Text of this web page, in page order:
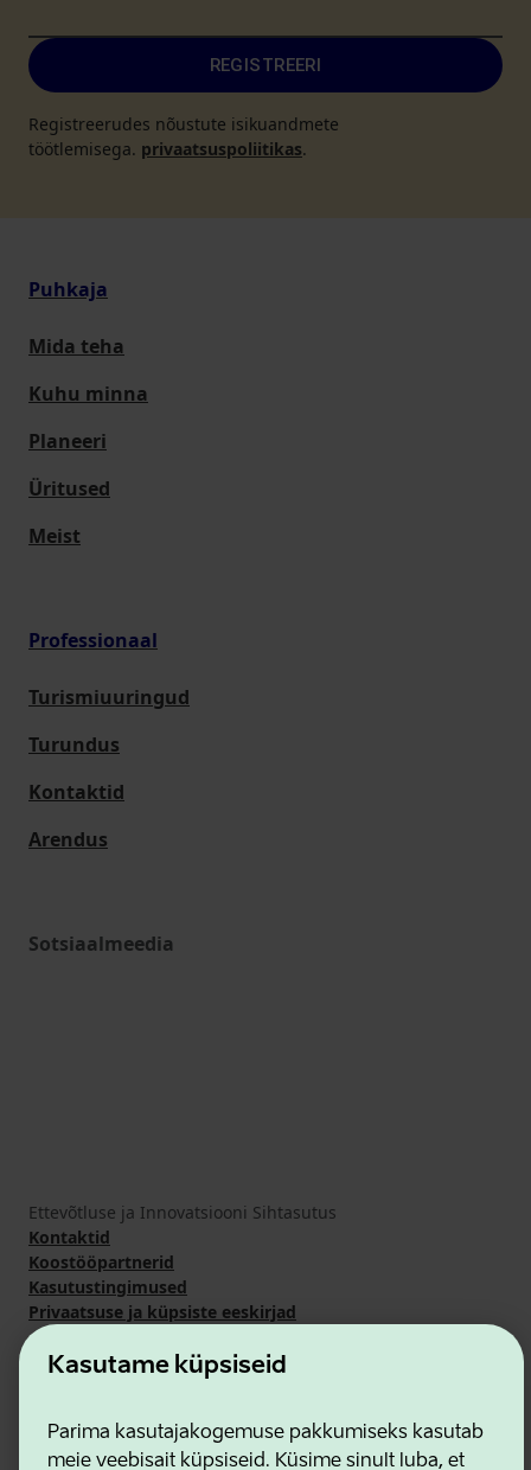
Kasutame küpsiseid
Parima kasutajakogemuse pakkumiseks kasutab
meie veebisait küpsiseid. Küsime sinult luba, et
REGISTREERI
Registreerudes nõustute isikuandmete
töötlemisega. privaatsuspoliitikas.
Puhkaja
Mida teha
Kuhu minna
Planeeri
Üritused
Meist
Professionaal
Turismiuuringud
Turundus
Kontaktid
Arendus
Sotsiaalmeedia
Ettevõtluse ja Innovatsiooni Sihtasutus
Kontaktid
Koostööpartnerid
Kasutustingimused
Privaatsuse ja küpsiste eeskirjad